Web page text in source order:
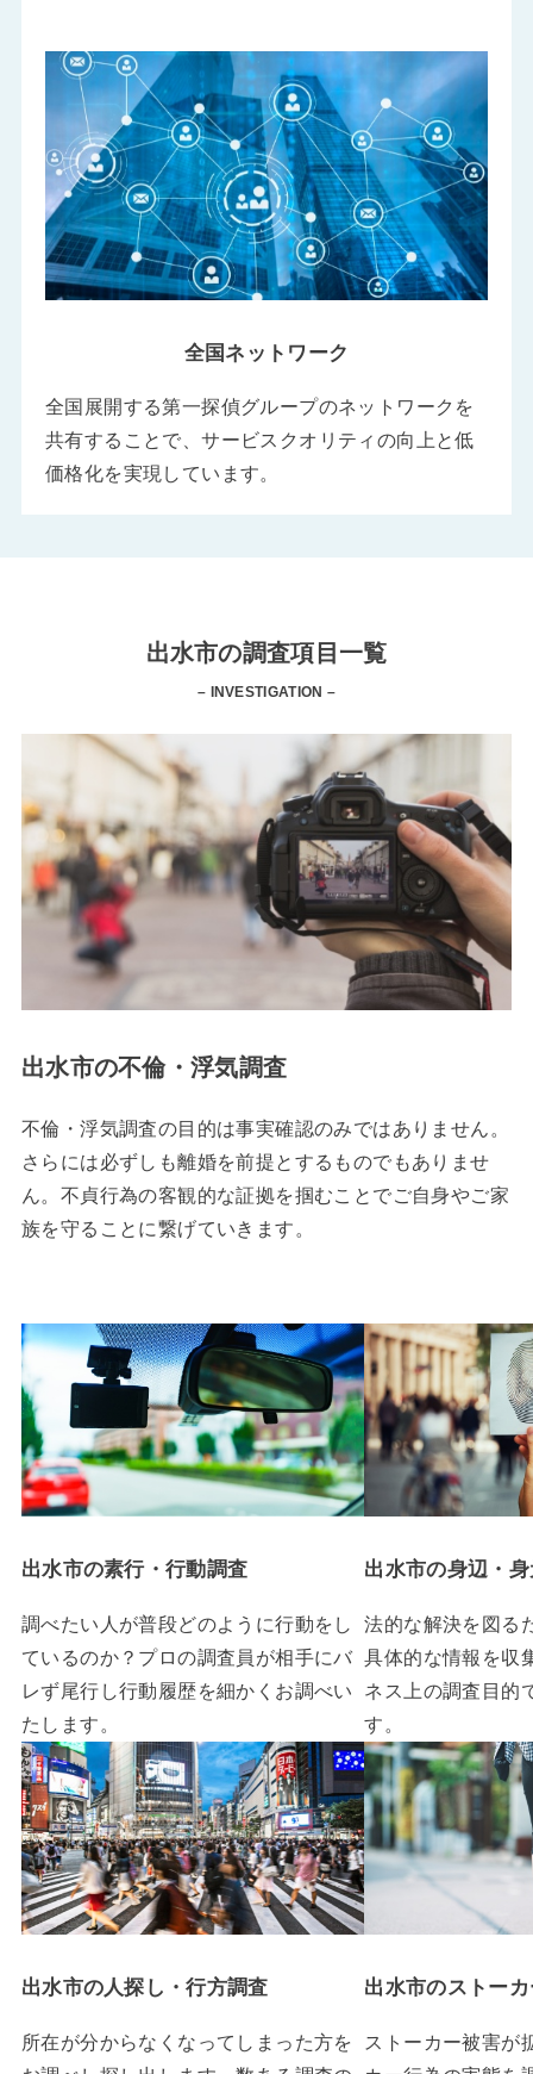
全国ネットワーク
全国展開する第一探偵グループのネットワークを
共有することで、サービスクオリティの向上と低
価格化を実現しています。
出水市の調査項目一覧
– INVESTIGATION –
出水市の不倫・浮気調査
不倫・浮気調査の目的は事実確認のみではありません。
さらには必ずしも離婚を前提とするものでもありませ
ん。不貞行為の客観的な証拠を掴むことでご自身やご家
族を守ることに繋げていきます。
出水市の素行・行動調査
調べたい人が普段どのように行動をし
ているのか？プロの調査員が相手にバ
レず尾行し行動履歴を細かくお調べい
たします。
出水市の身辺・
法的な解決を図る
具体的な情報を収
ネス上の調査目的
す。
出水市の人探し・行方調査
所在が分からなくなってしまった方を
出水市のストー
ストーカー被害が